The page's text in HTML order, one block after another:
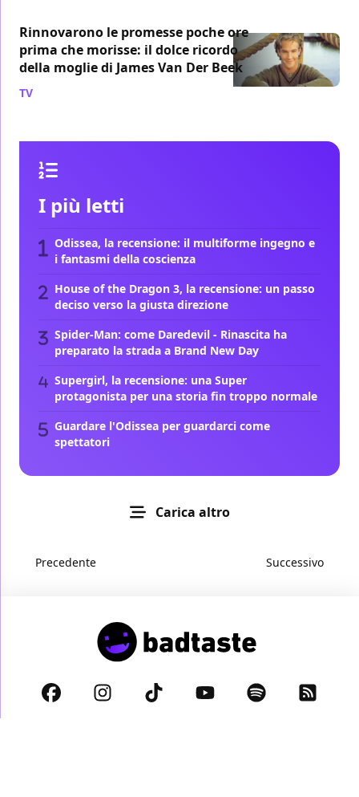
Rinnovarono le promesse poche ore
prima che morisse: il dolce ricordo
della moglie di James Van Der Beek
TV
I più letti
Odissea, la recensione: il multiforme ingegno e
i fantasmi della coscienza
House of the Dragon 3, la recensione: un passo
deciso verso la giusta direzione
Spider-Man: come Daredevil - Rinascita ha
preparato la strada a Brand New Day
Supergirl, la recensione: una Super
protagonista per una storia fin troppo normale
Guardare l'Odissea per guardarci come
spettatori
Carica altro
Precedente Successivo